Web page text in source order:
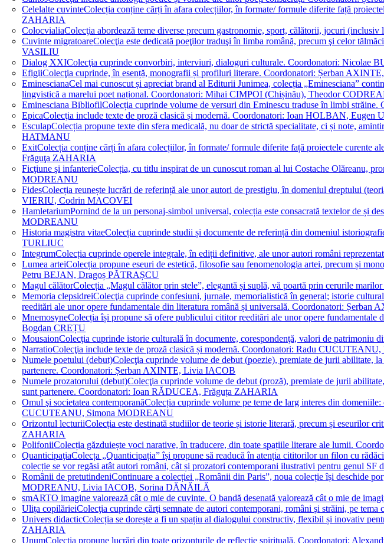
Celelalte cuvinteColecția conține cărți în afara colecțiilor, în formate/ formule diferite față
ZAHARIA
ColocvialiaColecţia abordează teme diverse precum gastronomie, sport, călătorii, jocuri
Cuvinte migratoareColecţia este dedicată poeţilor traduşi în limba română, precum şi celor
VASILIU
Dialog XXIColecţia cuprinde convorbiri, interviuri, dialoguri culturale. Coordonatori: Nicolae
EfigiiColecţia cuprinde, în esență, monografii și profiluri literare. Coordonatori: Șerban
EminescianaCel mai cunoscut și apreciat brand al Editurii Junimea, colecția „Eminesciana”
lingvistică a marelui poet național. Coordonatori: Mihai CIMPOI (Chișinău), Theodor
Eminesciana BibliofilColecția cuprinde volume de versuri din Eminescu traduse în limbi
EpicaColecţia include texte de proză clasică și modernă. Coordonatori: Ioan HOLBAN, Eugen
EsculapColecția propune texte din sfera medicală, nu doar de strictă specialitate, ci și note,
HATMANU
ExitColecția conține cărți în afara colecțiilor, în formate/ formule diferite față proiectele
Frăguţa ZAHARIA
Ficţiune şi infanterieColecția, cu titlu inspirat de un cunoscut roman al lui Costache Olăreanu,
MODREANU
FidesColecția reunește lucrări de referință ale unor autori de prestigiu, în domeniul dreptului
VIERIU, Codrin MACOVEI
HamletariumPornind de la un personaj-simbol universal, colecția este consacrată textelor de și
MODREANU
Historia magistra vitaeColecția cuprinde studii și documente de referință din domeniul
TURLIUC
IntegrumColecția cuprinde operele integrale, în ediții definitive, ale unor autori români
Lumea arteiColecția propune eseuri de estetică, filosofie sau fenomenologia artei, precum și
Petru BEJAN, Dragoș PĂTRAȘCU
Magul călătorColecția „Magul călător prin stele”, elegantă și suplă, vă poartă prin cerurile
Memoria clepsidreiColecţia cuprinde confesiuni, jurnale, memorialistică în general; istorie
reeditări ale unor opere fundamentale din literatura română și universală. Coordonatori:
MnemosyneColecția își propune să ofere publicului cititor reeditări ale unor opere
Bogdan CREȚU
MousaionColecţia cuprinde istorie culturală în documente, corespondenţă, valori de
NarratioColecţia include texte de proză clasică și modernă. Coordonatori: Radu
Numele poetului (debut)Colecţia cuprinde volume de debut (poezie), premiate de jurii abilitate,
partenere. Coordonatori: Șerban AXINTE, Livia IACOB
Numele prozatorului (debut)Colecţia cuprinde volume de debut (proză), premiate de jurii
sunt partenere. Coordonatori: Ioan RĂDUCEA, Frăguța ZAHARIA
Omul şi societatea contemporanăColecția cuprinde volume pe teme de larg interes din
CUCUTEANU, Simona MODREANU
Orizontul lecturiiColecția este destinată studiilor de teorie și istorie literară, precum și eseurilor
ZAHARIA
PolifoniiColecția găzduiește voci narative, în traducere, din toate spațiile literare ale lumii.
QuanticipaţiaColecța „Quanticipația” își propune să readucă în atenția cititorilor un filon cu
colecție se vor regăsi atât autori români, cât și prozatori contemporani ilustrativi pentru genul
Românii de pretutindeniContinuare a colecției „Românii din Paris”, noua colecție își deschide
MODREANU, Livia IACOB, Sorina DĂNĂILĂ
smARTO imagine valorează cât o mie de cuvinte. O bandă desenată valorează cât o mie de
Ulița copilărieiColecţia cuprinde cărţi semnate de autori contemporani, români şi străini, pe
Univers didacticColecția se dorește a fi un spațiu al dialogului constructiv, flexibil și inovativ
ZAHARIA
UnumColecția propune lucrări din toate orizonturile de reflecție spirituală. Coordonatori: